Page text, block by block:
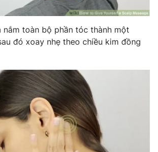
nắm toàn bộ phần tóc thành một
đó xoay nhẹ theo chiều kim đồng